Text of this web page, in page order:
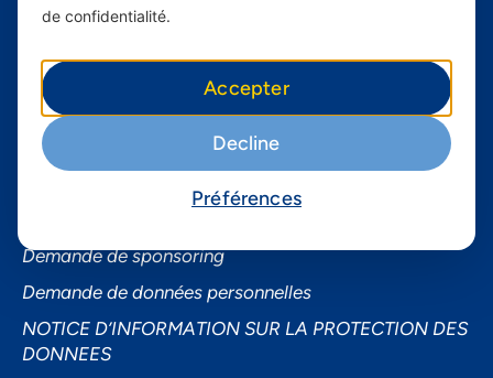
Smartphones
Informations utiles
À propos de Yas FAQ
Trouvez une agence
Demande de sponsoring
Demande de données personnelles
NOTICE D’INFORMATION SUR LA PROTECTION DES
DONNEES
de confidentialité.
Accepter
Decline
Préférences